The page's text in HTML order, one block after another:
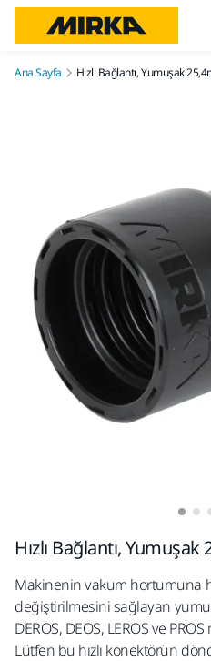
Ana Sayfa Hızlı Bağlantı, Yumuşak
Hızlı Bağlantı, Yumuşak
Makinenin vakum hortumuna
değiştirilmesini sağlayan
DEROS, DEOS, LEROS ve
Lütfen bu hızlı konektörün